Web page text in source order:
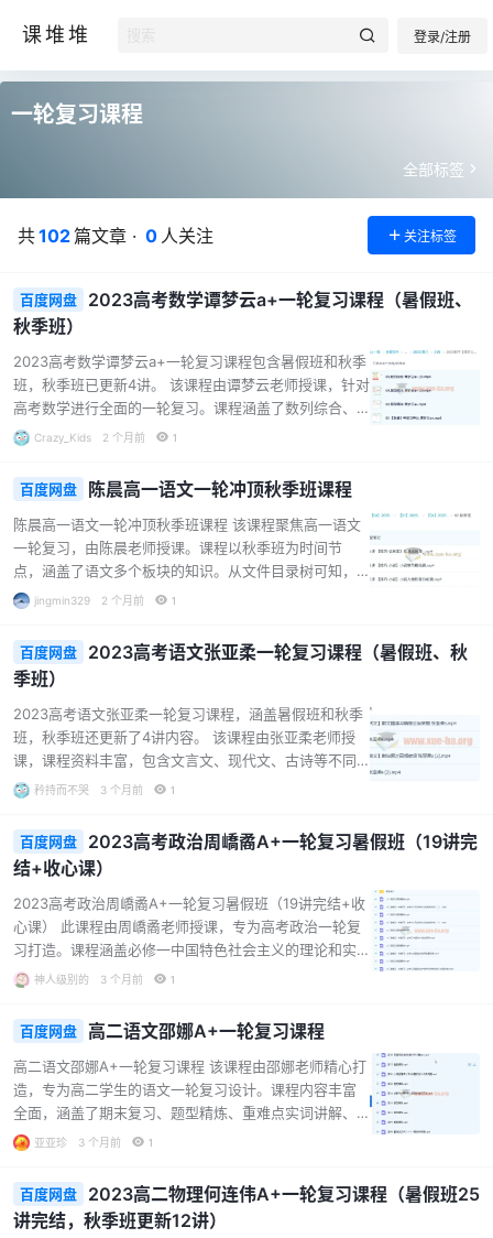
课堆堆 登录/注册
一轮复习课程
全部标签
共102篇文章 · 0 人关注 关注标签
百度网盘
2023高考数学谭梦云a+一轮复习课程（暑假班、
秋季班）
2023高考数学谭梦云a+一轮复习课程包含暑假班和秋季
班，秋季班已更新4讲。 该课程由谭梦云老师授课，针对
高考数学进行全面的一轮复习。课程涵盖了数列综合、
等差与等比、导数与切线等重要知识点，通过直播课和
课程资料丰富，包括讲义、题型精练以及课堂笔记等，
为学生提供了系统的学习资料。无论是对于基础薄弱的
学生，还是希望进一步提高成绩的学生，都具有较高的
学习价值。...
Crazy_Kids 2 个月前 1
百度网盘 陈晨高一语文一轮冲顶秋季班课程
陈晨高一语文一轮冲顶秋季班课程 该课程聚焦高一语文
一轮复习，由陈晨老师授课。课程以秋季班为时间节
点，涵盖了语文多个板块的知识。从文件目录树可知，
课程包含信息类文本的信息比对题、小说的情节概括题
解和练习，帮助学生掌握语文考试中的解题技巧，提升
语文成绩。对于高一学生来说，这是一个巩固知识、提
升能力的好机会。...
jingmin329 2 个月前 1
百度网盘
2023高考语文张亚柔一轮复习课程（暑假班、秋
季班）
2023高考语文张亚柔一轮复习课程，涵盖暑假班和秋季
班，秋季班还更新了4讲内容。 该课程由张亚柔老师授
课，课程资料丰富，包含文言文、现代文、古诗等不同
板块的解题策略和课堂笔记。课程围绕高考语文的各类
歌赏析类题等，通过直播课程和题型精炼，帮助学生系
统复习语文知识，掌握解题方法和技巧。对于准备参加
高考的学生来说，这是一套实用的复习资料，能有效提
升语文成绩。...
矜持而不哭 3 个月前 1
百度网盘
2023高考政治周嶠矞A+一轮复习暑假班（19讲完
结+收心课）
2023高考政治周嶠矞A+一轮复习暑假班（19讲完结+收
心课） 此课程由周嶠矞老师授课，专为高考政治一轮复
习打造。课程涵盖必修一中国特色社会主义的理论和实
践、必修二我国的生产资料所有制和收入分配方案等内
频，帮助学生巩固所学。课程还包含学习规划课，助力
学生合理安排学习进度。此外，还有课堂笔记和高考学
霸笔记等资料，为学生提供全面的学习支持，适合准备
参加高考的学生，能有效提升政治学科的复习效果。...
神人级别的 3 个月前 1
百度网盘 高二语文邵娜A+一轮复习课程
高二语文邵娜A+一轮复习课程 该课程由邵娜老师精心打
造，专为高二学生的语文一轮复习设计。课程内容丰富
全面，涵盖了期末复习、题型精炼、重难点实词讲解、
古今言殊篇等多个方面。 在课程中，邵娜老师会对易错
点进行详细剖析，帮助学生加深理解。同时，还会针对
创新与发展、家国情怀等主题进行写作指导，提升学生
的写作能力。 此外，课程还设置了直播课，如古诗讲
亚亚珍 3 个月前 1
百度网盘
2023高二物理何连伟A+一轮复习课程（暑假班25
讲完结，秋季班更新12讲）